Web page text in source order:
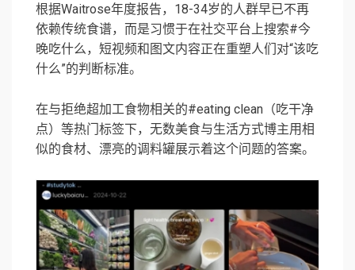
根据Waitrose年度报告，18-34岁的人群早已不再
依赖传统食谱，而是习惯于在社交平台上搜索#今
晚吃什么，短视频和图文内容正在重塑人们对“该吃
什么”的判断标准。
在与拒绝超加工食物相关的#eating clean（吃干净
点）等热门标签下，无数美食与生活方式博主用相
似的食材、漂亮的调料罐展示着这个问题的答案。